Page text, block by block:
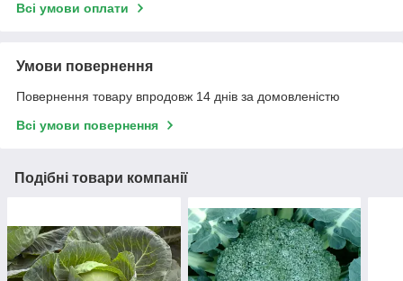
Всі умови оплати
Умови повернення
Повернення товару впродовж 14 днів за домовленістю
Всі умови повернення
Подібні товари компанії